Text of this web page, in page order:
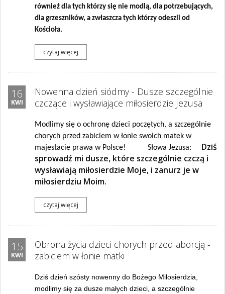
również dla tych którzy się nie modlą, dla potrzebujących,
dla grzeszników, a zwłaszcza tych którzy odeszli od
Kościoła.
czytaj więcej
16
KWI
Nowenna dzień siódmy - Dusze szczególnie
czczące i wysławiające miłosierdzie Jezusa
Modlimy się o ochronę dzieci poczętych, a szczególnie
chorych przed zabiciem w łonie swoich matek w
majestacie prawa w Polsce! Słowa Jezusa: Dziś
sprowadź mi dusze, które szczególnie czczą i
wysławiają miłosierdzie Moje, i zanurz je w
miłosierdziu Moim.
czytaj więcej
15
KWI
Obrona życia dzieci chorych przed aborcją -
zabiciem w łonie matki
Dziś dzień szósty nowenny do Bożego Miłosierdzia,
modlimy się za dusze małych dzieci, a szczególnie